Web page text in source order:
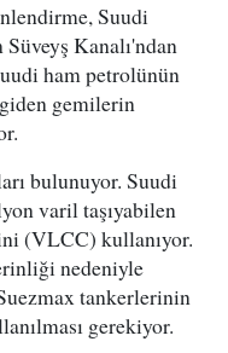
Suudi
Kanalı'ndan
ham petrolünün
giden gemilerin
bulunuyor. Suudi
varil taşıyabilen
(VLCC) kullanıyor.
nedeniyle
tankerlerinin
gerekiyor.